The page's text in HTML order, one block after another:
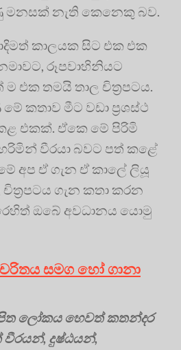
මනසක් නැති කෙනෙකු බව.
කාලයක සිට එක එක
රූපවාහිනියට
එක තමයි තාල චිත්‍රපටය.
කතාව මීට වඩා ප්‍රශස්ථ
එකක්. ඒකෙ මේ පිරිමි
වීරයා බවට පත් කළේ
අප ඒ ගැන ඒ කාලේ ලියූ
ගැන කතා කරන
ඔබේ අවධානය යොමු
සමග හෝ ගානා
ලෝකය හෙවත් කතන්දර
දුෂ්ඨයන්,